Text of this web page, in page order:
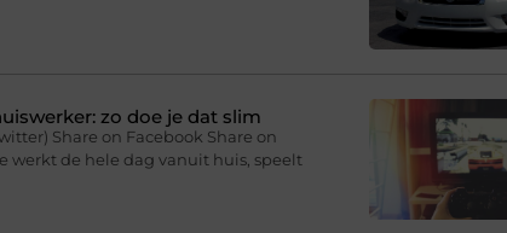
zo doe je dat slim
Share on Facebook Share on
werkt de hele dag vanuit huis, speelt